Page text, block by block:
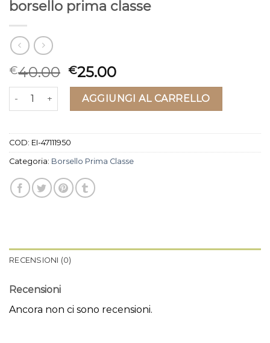
borsello prima classe
€40.00 €25.00
borsello prima classe quantitàAGGIUNGI AL CARRELLO
COD: EI-47111950
Categoria: Borsello Prima Classe
RECENSIONI (0)
Recensioni
Ancora non ci sono recensioni.